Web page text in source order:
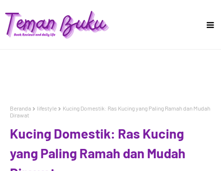
Beranda lifestyle
Kucing Domestik: Ras Kucing yang Paling Ramah dan Mudah
Dirawat
Kucing Domestik: Ras Kucing
yang Paling Ramah dan Mudah